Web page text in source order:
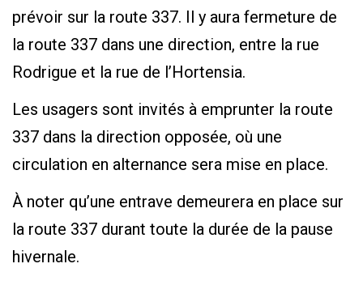
prévoir sur la route 337. Il y aura fermeture de
la route 337 dans une direction, entre la rue
Rodrigue et la rue de l’Hortensia.
Les usagers sont invités à emprunter la route
337 dans la direction opposée, où une
circulation en alternance sera mise en place.
À noter qu’une entrave demeurera en place sur
la route 337 durant toute la durée de la pause
hivernale.